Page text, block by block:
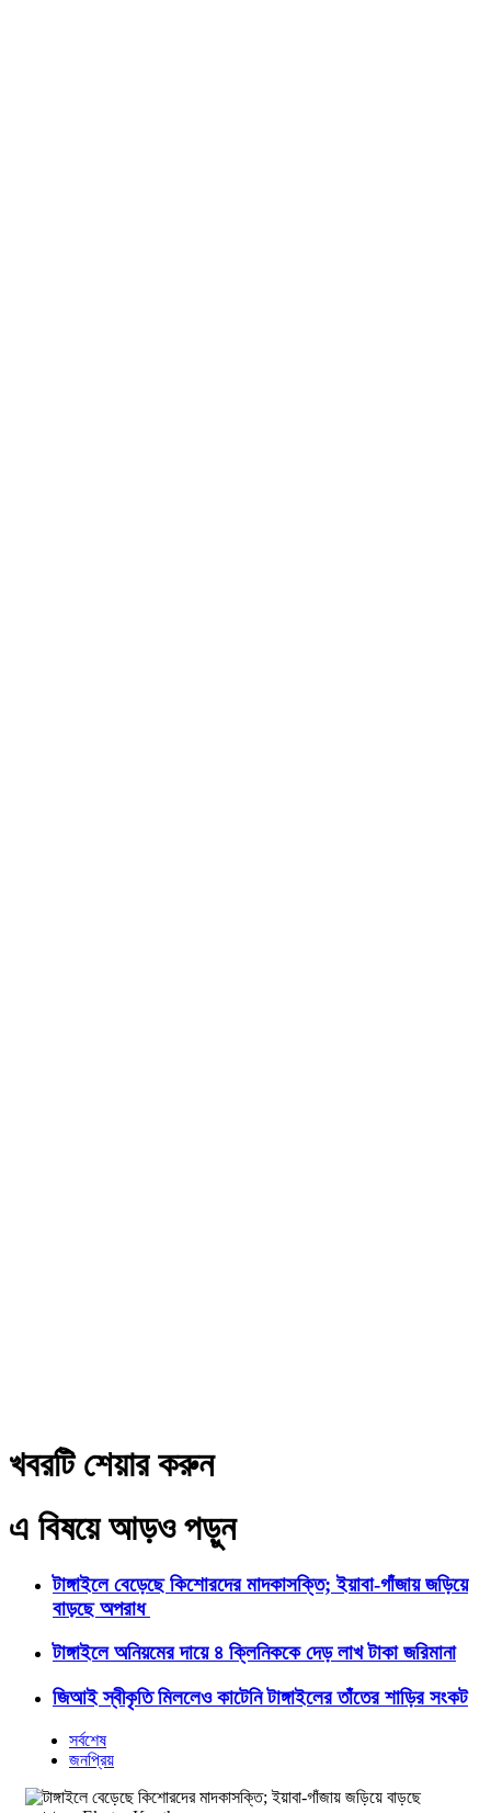
খবরটি শেয়ার করুন
এ বিষয়ে আড়ও পড়ুন
টাঙ্গাইলে বেড়েছে কিশোরদের মাদকাসক্তি; ইয়াবা-গাঁজায় জড়িয়ে
বাড়ছে অপরাধ
টাঙ্গাইলে অনিয়মের দায়ে ৪ ক্লিনিককে দেড় লাখ টাকা জরিমানা
জিআই স্বীকৃতি মিললেও কাটেনি টাঙ্গাইলের তাঁতের শাড়ির সংকট
সর্বশেষ
জনপ্রিয়